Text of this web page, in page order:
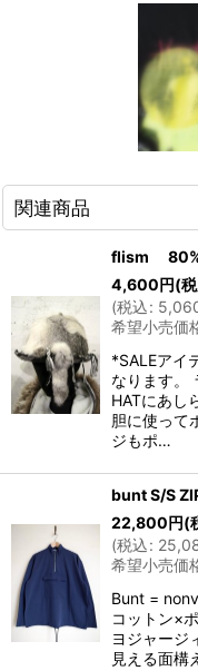
関連商品
flism
4,600円(
(税込:
希望小売価
*SALEアイ
なります。
HATにあし
胆に使って
ジもポ…
bunt S/S
22,800円(
(税込:
希望小売価
Bunt =
コットン×
ヨジャージ
見える面構